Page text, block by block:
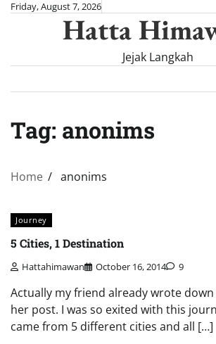
SkipFriday, August 7, 2026
Hatta
Jejak Langkah
Tag: anonims
Home anonims
Journey
5 Cities, 1 Destination
Hattahimawan October 16, 2014 9
Actually my friend already wrote
her post. I was so exited with this
came from 5 different cities and all […]